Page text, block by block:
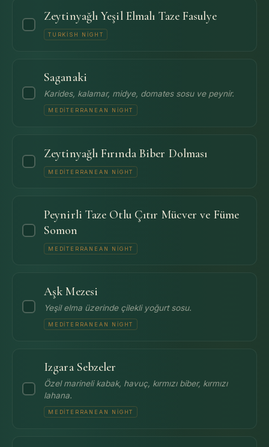
Zeytinyağlı Yeşil Elmalı Taze Fasulye
TURKISH NIGHT
Saganaki
Karides, kalamar, midye, domates sosu ve peynir.
MEDITERRANEAN NIGHT
Zeytinyağlı Fırında Biber Dolması
MEDITERRANEAN NIGHT
Peynirli Taze Otlu Çıtır Mücver ve Füme
Somon
MEDITERRANEAN NIGHT
Aşk Mezesi
Yeşil elma üzerinde çilekli yoğurt sosu.
MEDITERRANEAN NIGHT
Izgara Sebzeler
Özel marineli kabak, havuç, kırmızı biber, kırmızı
lahana.
MEDITERRANEAN NIGHT